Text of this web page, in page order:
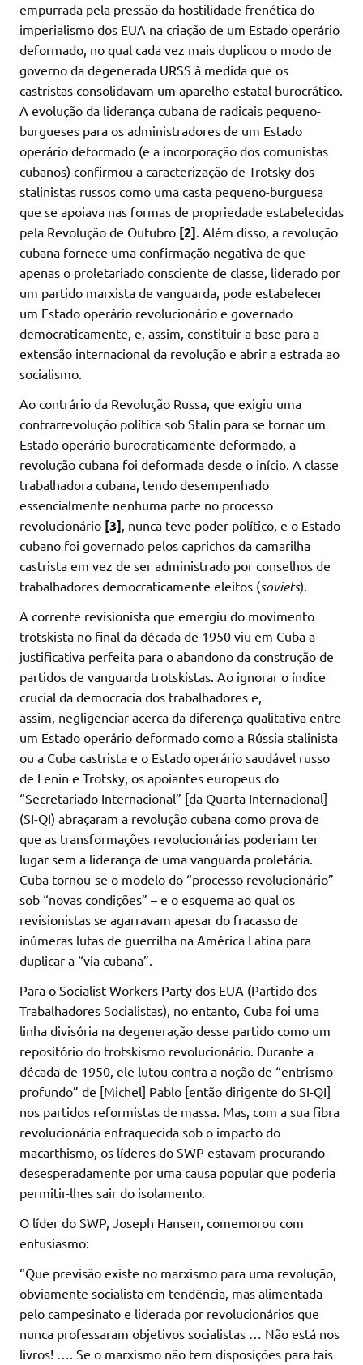
empurrada pela pressão da hostilidade frenética do
imperialismo dos EUA na criação de um Estado operário
deformado, no qual cada vez mais duplicou o modo de
governo da degenerada URSS à medida que os
castristas consolidavam um aparelho estatal burocrático.
A evolução da liderança cubana de radicais pequeno-
burgueses para os administradores de um Estado
operário deformado (e a incorporação dos comunistas
cubanos) confirmou a caracterização de Trotsky dos
stalinistas russos como uma casta pequeno-burguesa
que se apoiava nas formas de propriedade estabelecidas
pela Revolução de Outubro [2]. Além disso, a revolução
cubana fornece uma confirmação negativa de que
apenas o proletariado consciente de classe, liderado por
um partido marxista de vanguarda, pode estabelecer
um Estado operário revolucionário e governado
democraticamente, e, assim, constituir a base para a
extensão internacional da revolução e abrir a estrada ao
socialismo.
Ao contrário da Revolução Russa, que exigiu uma
contrarrevolução política sob Stalin para se tornar um
Estado operário burocraticamente deformado, a
revolução cubana foi deformada desde o início. A classe
trabalhadora cubana, tendo desempenhado
essencialmente nenhuma parte no processo
revolucionário [3], nunca teve poder político, e o Estado
cubano foi governado pelos caprichos da camarilha
castrista em vez de ser administrado por conselhos de
trabalhadores democraticamente eleitos (soviets).
A corrente revisionista que emergiu do movimento
trotskista no final da década de 1950 viu em Cuba a
justificativa perfeita para o abandono da construção de
partidos de vanguarda trotskistas. Ao ignorar o índice
crucial da democracia dos trabalhadores e,
assim, negligenciar acerca da diferença qualitativa entre
um Estado operário deformado como a Rússia stalinista
ou a Cuba castrista e o Estado operário saudável russo
de Lenin e Trotsky, os apoiantes europeus do
“Secretariado Internacional” [da Quarta Internacional]
(SI-QI) abraçaram a revolução cubana como prova de
que as transformações revolucionárias poderiam ter
lugar sem a liderança de uma vanguarda proletária.
Cuba tornou-se o modelo do “processo revolucionário”
sob “novas condições” – e o esquema ao qual os
revisionistas se agarravam apesar do fracasso de
inúmeras lutas de guerrilha na América Latina para
duplicar a “via cubana”.
Para o Socialist Workers Party dos EUA (Partido dos
Trabalhadores Socialistas), no entanto, Cuba foi uma
linha divisória na degeneração desse partido como um
repositório do trotskismo revolucionário. Durante a
década de 1950, ele lutou contra a noção de “entrismo
profundo” de [Michel] Pablo [então dirigente do SI-QI]
nos partidos reformistas de massa. Mas, com a sua fibra
revolucionária enfraquecida sob o impacto do
macarthismo, os líderes do SWP estavam procurando
desesperadamente por uma causa popular que poderia
permitir-lhes sair do isolamento.
O líder do SWP, Joseph Hansen, comemorou com
entusiasmo:
“Que previsão existe no marxismo para uma revolução,
obviamente socialista em tendência, mas alimentada
pelo campesinato e liderada por revolucionários que
nunca professaram objetivos socialistas … Não está nos
livros! …. Se o marxismo não tem disposições para tais